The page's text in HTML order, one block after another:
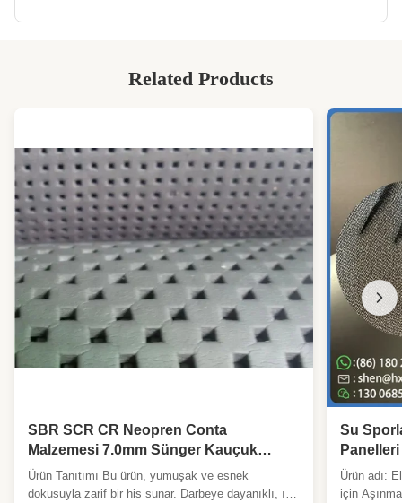
CR silikon sünger levha
Related Products
SBR SCR CR Neopren Conta
Malzemesi 7.0mm Sünger Kauçuk
Levha
Ürün Tanıtımı Bu ürün, yumuşak ve esnek
dokusuyla zarif bir his sunar. Darbeye dayanıklı, ısı
Su
Ürün adı:
için